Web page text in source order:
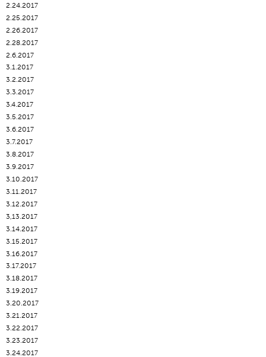
2.24.2017
2.25.2017
2.26.2017
2.28.2017
2.6.2017
3.1.2017
3.2.2017
3.3.2017
3.4.2017
3.5.2017
3.6.2017
3.7.2017
3.8.2017
3.9.2017
3.10.2017
3.11.2017
3.12.2017
3,13.2017
3.14.2017
3.15.2017
3.16.2017
3.17.2017
3.18.2017
3.19.2017
3.20.2017
3.21.2017
3.22.2017
3.23.2017
3.24.2017